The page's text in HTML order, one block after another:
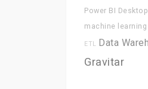
Power BI Desktop
machine learning
ETL Data
Gravitar